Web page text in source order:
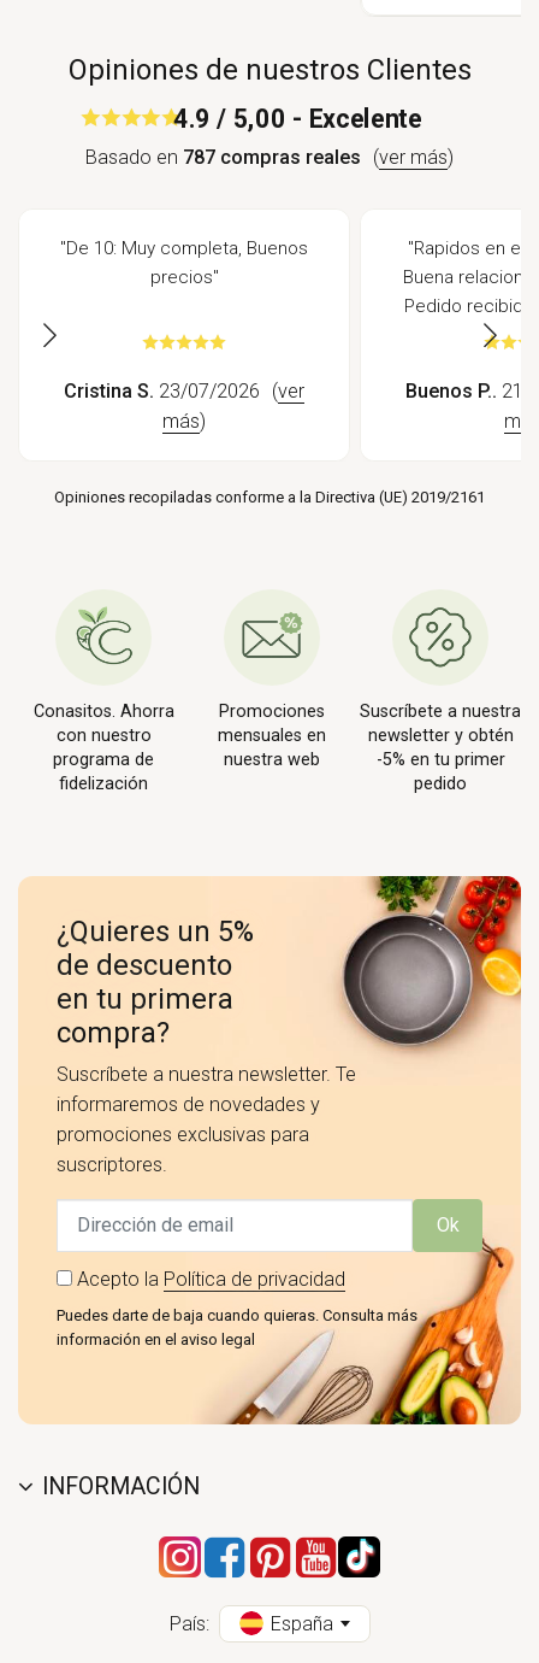
Opiniones de nuestros Clientes
4.9 / 5,00 - Excelente
Basado en 787 compras reales (ver más)
"De 10: Muy completa, Buenos
precios"
Cristina S. 23/07/2026 (ver
más)
"Rapidos en
Buena relacion
Pedido recibido
Buenos P.. 21/
Opiniones recopiladas conforme a la Directiva (UE) 2019/2161
Conasitos. Ahorra
con nuestro
programa de
fidelización
Promociones
mensuales en
nuestra web
Suscríbete a nuestra
newsletter y obtén
-5% en tu primer
pedido
¿Quieres un 5%
de descuento
en tu primera
compra?
Suscríbete a nuestra newsletter. Te
informaremos de novedades y
promociones exclusivas para
suscriptores.
Ok
Acepto la Política de privacidad
Puedes darte de baja cuando quieras. Consulta más
información en el aviso legal
INFORMACIÓN
País: España